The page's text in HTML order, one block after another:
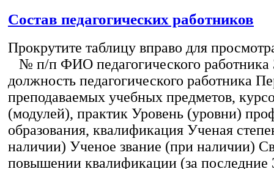
Состав педагогических работников
Прокрутите таблицу вправо для
№ п/п ФИО педагогического работника
должность педагогического работника
преподаваемых учебных предметов,
(модулей), практик Уровень (уровни)
образования, квалификация Ученая
наличии) Ученое звание (при наличии)
повышении квалификации (за последние